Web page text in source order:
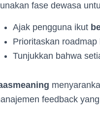
fase dewasa
Ajak pengguna ikut
Prioritaskan roadmap
Tunjukkan bahwa
feedback